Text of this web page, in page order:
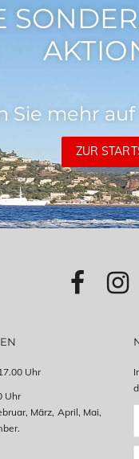
Sie mehr
ZUR
Uhr
Uhr
März, April, Mai,